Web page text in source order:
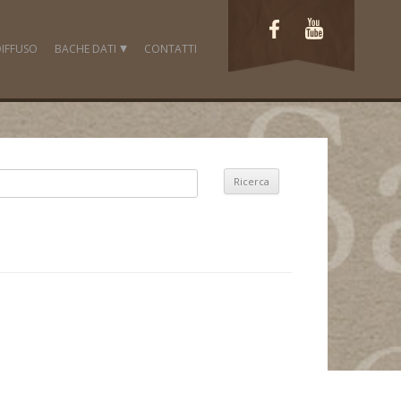
BACHE DATI
FONTI ICONOGRAFICHE
CONTATTI